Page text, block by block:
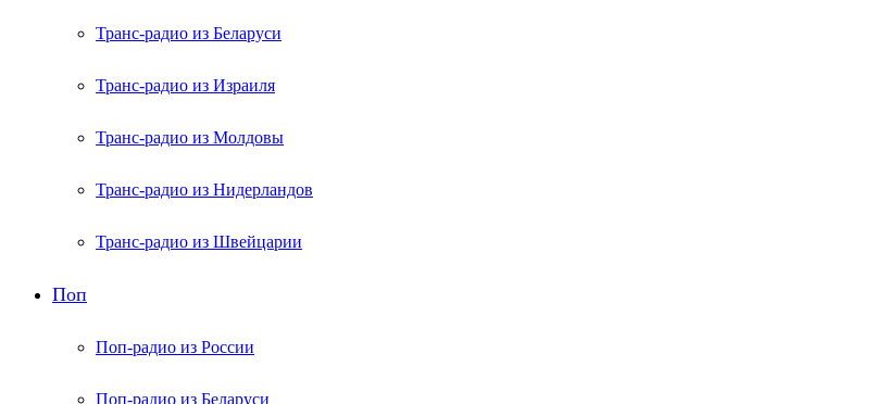
Транс-радио из Беларуси
Транс-радио из Израиля
Транс-радио из Молдовы
Транс-радио из Нидерландов
Транс-радио из Швейцарии
Поп
Поп-радио из России
Поп-радио из Беларуси